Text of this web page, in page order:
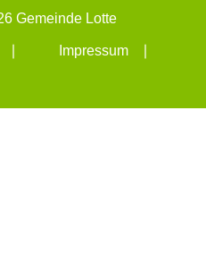
Gemeinde Lotte
Impressum